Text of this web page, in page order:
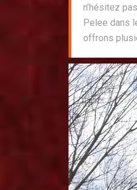
n’hésitez
Pelee dans
offrons